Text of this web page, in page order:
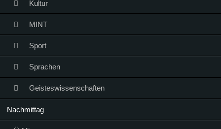
Kultur
MINT
Sport
Sprachen
Geisteswissenschaften
Nachmittag